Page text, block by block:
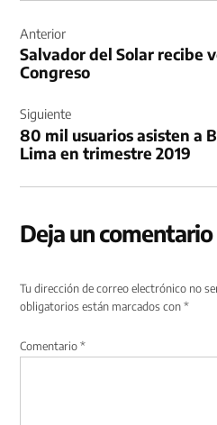
de
entradas
Anterior
Salvador del Solar recibe
Congreso
Siguiente
80 mil usuarios asisten a
Lima en trimestre 2019
Deja un comentario
Tu dirección de correo electrónico no
obligatorios están marcados con*
Comentario*